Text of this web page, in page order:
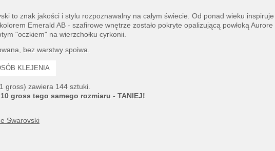
to znak jakości i stylu rozpoznawalny na całym świecie. Od ponad wieku
Emerald AB - szafirowe wnętrze zostało pokryte opalizującą powłoką
"oczkiem" na wierzchołku cyrkonii.
bez warstwy spoiwa.
KLEJENIA
gross) zawiera 144 sztuki.
gross tego samego rozmiaru - TANIEJ!
Swarovski